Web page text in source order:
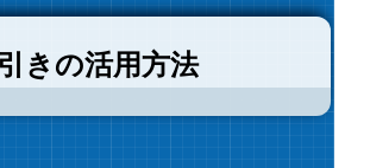
きの活用方法